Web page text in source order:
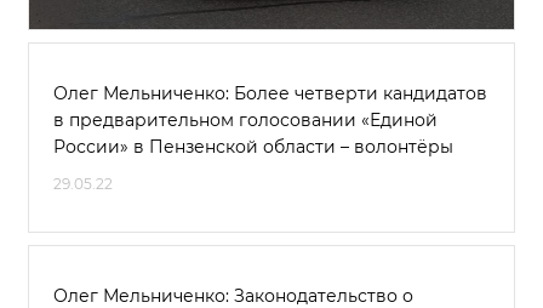
Олег Мельниченко: Более четверти кандидатов
в предварительном голосовании «Единой
России» в Пензенской области – волонтёры
29.05.22
Олег Мельниченко: Законодательство о